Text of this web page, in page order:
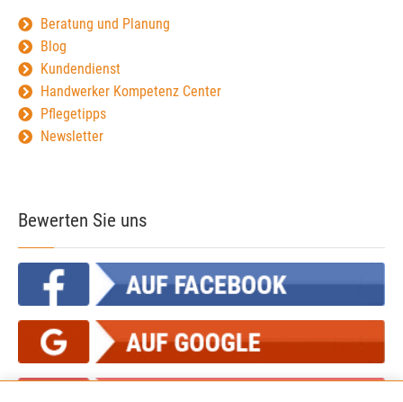
Beratung und Planung
Blog
Kundendienst
Handwerker Kompetenz Center
Pflegetipps
Newsletter
Bewerten Sie uns